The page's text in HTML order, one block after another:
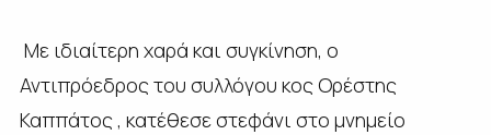
Με ιδιαίτερη χαρά και συγκίνηση, ο
Αντιπρόεδρος του συλλόγου κος Ορέστης
Καππάτος , κατέθεσε στεφάνι στο μνημείο